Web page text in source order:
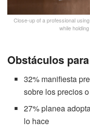
Close-up of a professional
while
Obstáculos
32% manifiesta
sobre los precios
27% planea
lo hace